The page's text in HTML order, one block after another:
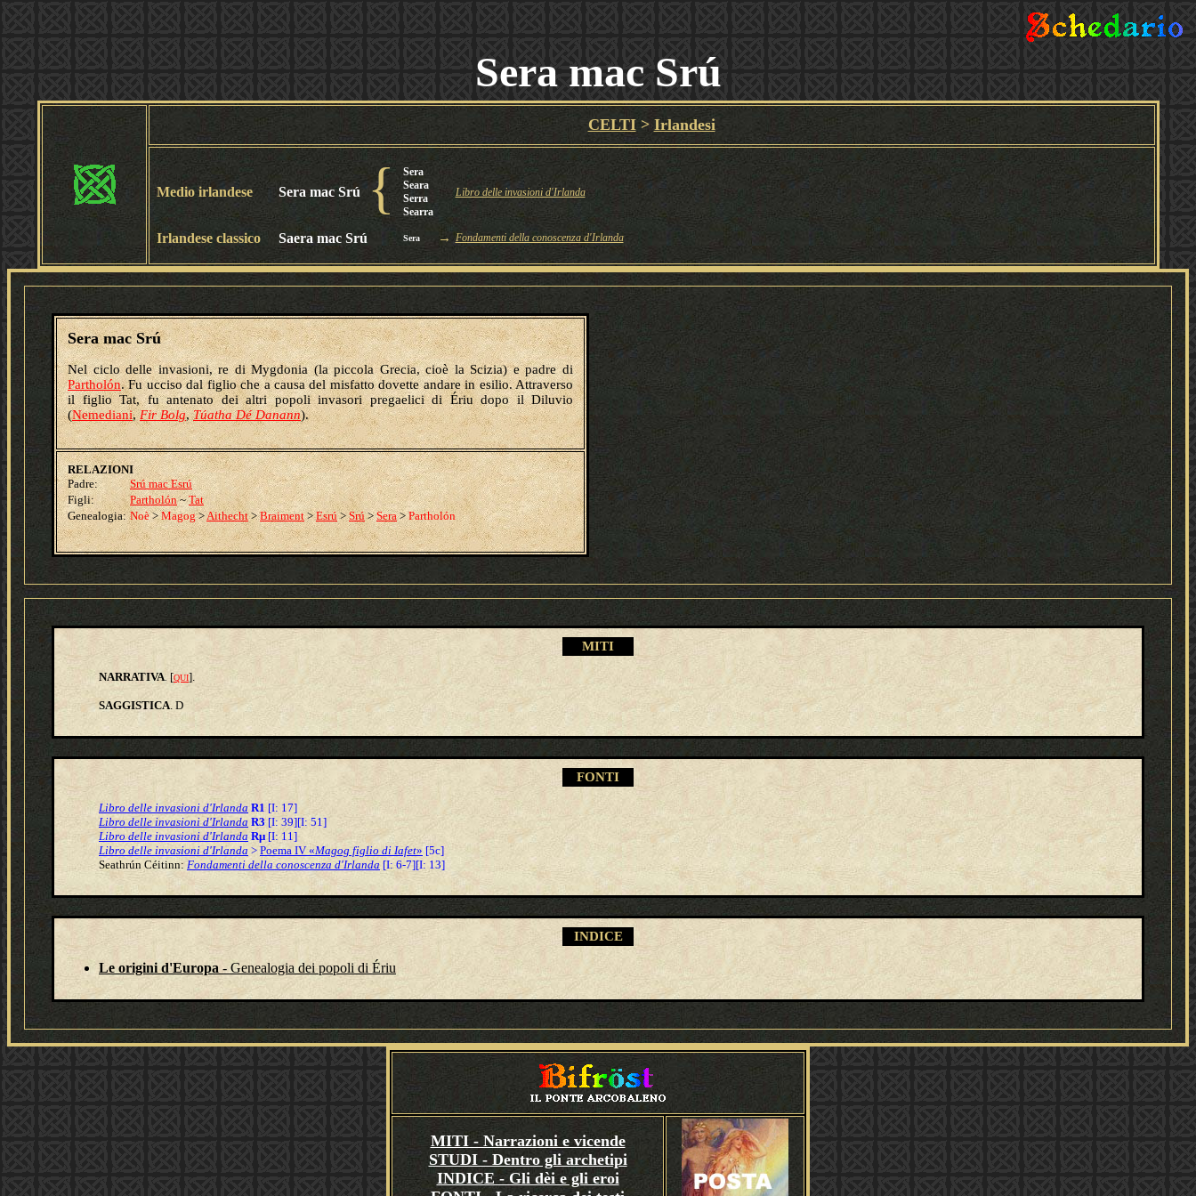
Sera mac Srú
CELTI> Irlandesi
{
Medio irlandese Sera mac Srú
Sera
Seara
Serra
Searra
Libro delle invasioni d'Irlanda
Irlandese classico Saera mac Srú Sera → Fondamenti della conoscenza d'Irlanda
Sera mac Srú
Nel ciclo delle invasioni, re di Mygdonia (la piccola Grecia, cioè la Scizia) e padre di
Partholón. Fu ucciso dal figlio che a causa del misfatto dovette andare in esilio. Attraverso
il figlio Tat, fu antenato dei altri popoli invasori pregaelici di Ériu dopo il Diluvio
(Nemediani,Fir Bolg,Túatha Dé Danann).
RELAZIONI
Padre:
Srú mac Esrú
Figli:
Partholón~Tat
Genealogia: Noè>Magog>Aithecht > Braiment > Esrú > Srú > Sera >Partholón
MITI
NARRATIVA [QUI].
SAGGISTICA. D
FONTI
Libro delle invasioni d'Irlanda R1 [I: 17]
Libro delle invasioni d'Irlanda R3 [I: 39][I: 51]
Libro delle invasioni d'Irlanda Rμ[I: 11]
Libro delle invasioni d'Irlanda >Poema IV «Magog figlio di Iafet» [5c]
Seathrún Céitinn: Fondamenti della conoscenza d'Irlanda [I: 6-7][I: 13]
INDICE
Le origini d'Europa - Genealogia dei popoli di Ériu
MITI - Narrazioni e vicende
STUDI - Dentro gli archetipi
INDICE - Gli dèi e gli eroi